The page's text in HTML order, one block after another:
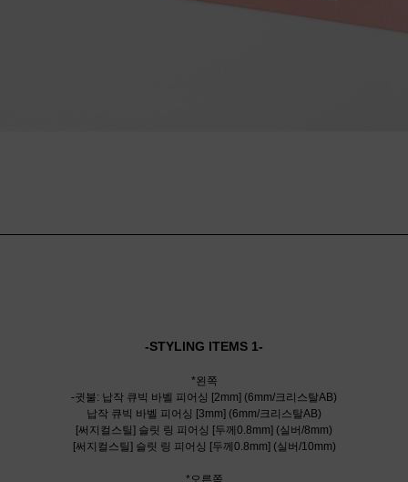
-STYLING ITEMS 1-
*왼쪽
-귓불: 납작 큐빅 바벨 피어싱 [2mm] (6mm/크리스탈AB)
납작 큐빅 바벨 피어싱 [3mm] (6mm/크리스탈AB)
[써지컬스틸] 슬릿 링 피어싱 [두께0.8mm] (실버/8mm)
[써지컬스틸] 슬릿 링 피어싱 [두께0.8mm] (실버/10mm)
*오른쪽